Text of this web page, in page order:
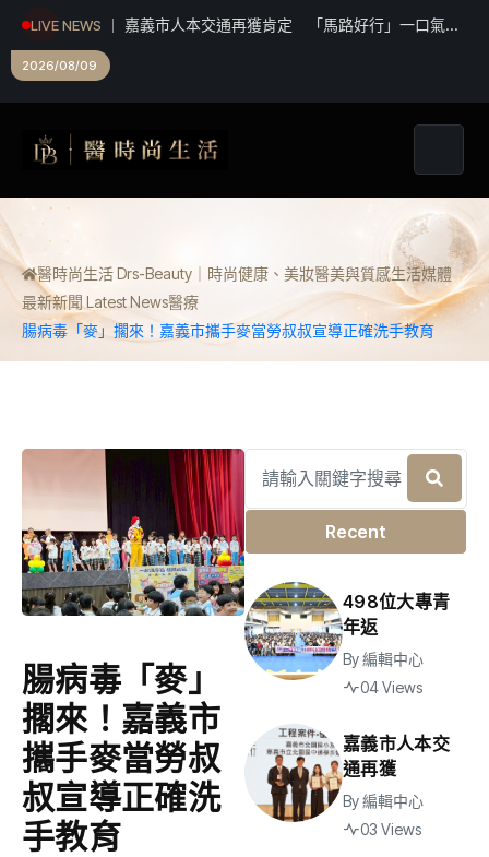
LIVE NEWS
深化日本市場國際行銷 台中攜星宇航空邀KOL踩
2026/08/09
醫時尚生活 Drs-Beauty｜時尚健康、美妝醫美與質感生活媒體
最新新聞 Latest News醫療
腸病毒「麥」擱來！嘉義市攜手麥當勞叔叔宣導正確洗手教育
腸病毒「麥」
擱來！嘉義市
攜手麥當勞叔
叔宣導正確洗
手教育
Recent
498位大專青
年返
By編輯中心
04 Views
嘉義市人本交
通再獲
By編輯中心
03 Views